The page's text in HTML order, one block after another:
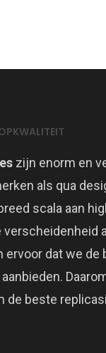
zijn enorm en
als qua
scala aan
ervoor dat we de
de beste